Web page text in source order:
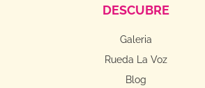
DESCUBRE
Galeria
Rueda La Voz
Blog